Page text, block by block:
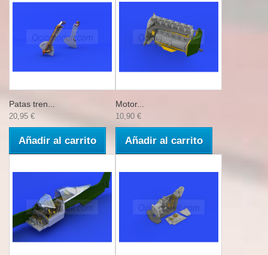
Patas tren...
20,95 €
Añadir al carrito
Motor...
10,90 €
Añadir al carrito